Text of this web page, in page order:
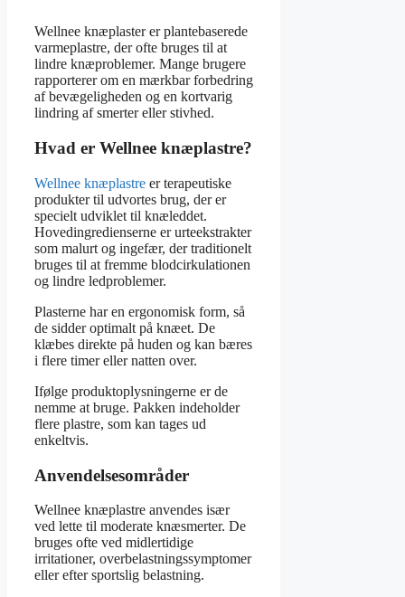
Wellnee knæplaster er plantebaserede
varmeplastre, der ofte bruges til at
lindre knæproblemer. Mange brugere
rapporterer om en mærkbar forbedring
af bevægeligheden og en kortvarig
lindring af smerter eller stivhed.
Hvad er Wellnee knæplastre?
Wellnee knæplastre er terapeutiske
produkter til udvortes brug, der er
specielt udviklet til knæleddet.
Hovedingredienserne er urteekstrakter
som malurt og ingefær, der traditionelt
bruges til at fremme blodcirkulationen
og lindre ledproblemer.
Plasterne har en ergonomisk form, så
de sidder optimalt på knæet. De
klæbes direkte på huden og kan bæres
i flere timer eller natten over.
Ifølge produktoplysningerne er de
nemme at bruge. Pakken indeholder
flere plastre, som kan tages ud
enkeltvis.
Anvendelsesområder
Wellnee knæplastre anvendes især
ved lette til moderate knæsmerter. De
bruges ofte ved midlertidige
irritationer, overbelastningssymptomer
eller efter sportslig belastning.